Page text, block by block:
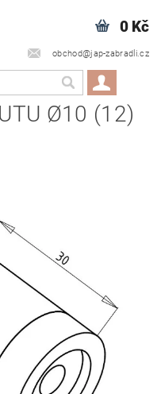
obchod@jap-zabradli.cz
0 Kč
Ø10 (12)